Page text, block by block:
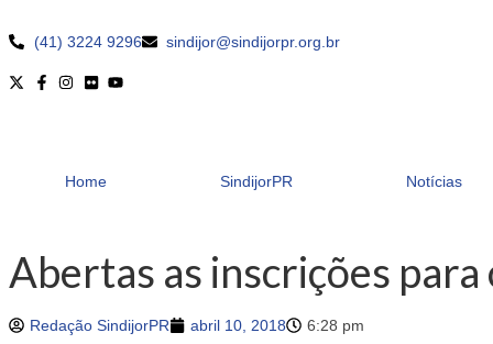
(41) 3224 9296 sindijor@sindijorpr.org.br
Home SindijorPR Notícias
Abertas as inscrições
Redação SindijorPR abril 10, 2018 6:28 pm